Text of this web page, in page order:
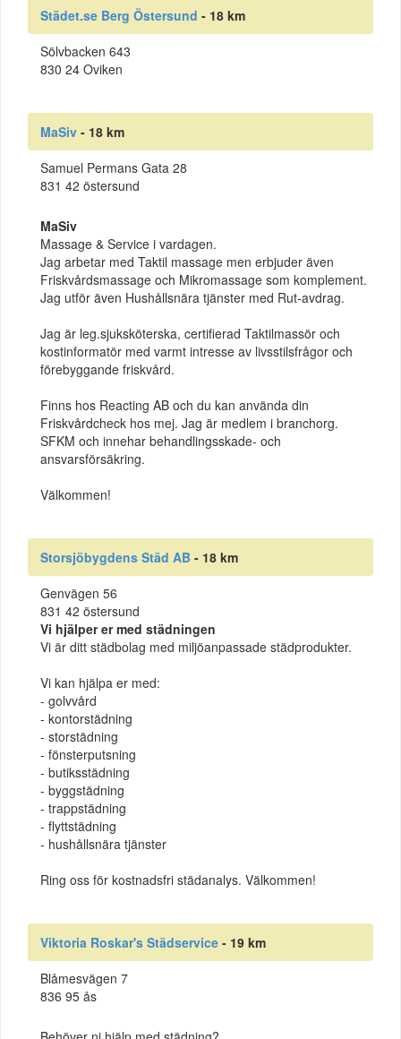
Städet.se Berg Östersund - 18 km
Sölvbacken 643
830 24 Oviken
MaSiv - 18 km
Samuel Permans Gata 28
831 42 östersund
MaSiv
Massage & Service i vardagen.
Jag arbetar med Taktil massage men erbjuder även
Friskvårdsmassage och Mikromassage som komplement.
Jag utför även Hushållsnära tjänster med Rut-avdrag.
Jag är leg.sjuksköterska, certifierad Taktilmassör och
kostinformatör med varmt intresse av livsstilsfrågor och
förebyggande friskvård.
Finns hos Reacting AB och du kan använda din
Friskvårdcheck hos mej. Jag är medlem i branchorg.
SFKM och innehar behandlingsskade- och
ansvarsförsäkring.
Välkommen!
Storsjöbygdens Städ AB - 18 km
Genvägen 56
831 42 östersund
Vi hjälper er med städningen
Vi är ditt städbolag med miljöanpassade städprodukter.
Vi kan hjälpa er med:
- golvvård
- kontorstädning
- storstädning
- fönsterputsning
- butiksstädning
- byggstädning
- trappstädning
- flyttstädning
- hushållsnära tjänster
Ring oss för kostnadsfri städanalys. Välkommen!
Viktoria Roskar's Städservice - 19 km
Blåmesvägen 7
836 95 ås